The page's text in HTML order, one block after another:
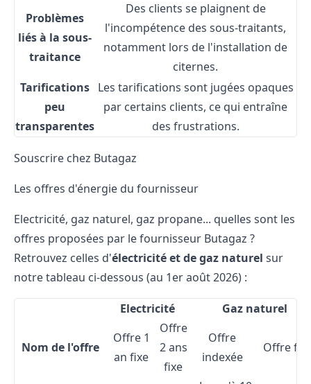
Problèmes
liés à la sous-
traitance
Des clients se plaignent de
l'incompétence des sous-traitants,
notamment lors de l'installation de
citernes.
Tarifications
peu
transparentes
Les tarifications sont jugées opaques
par certains clients, ce qui entraîne
des frustrations.
Souscrire chez Butagaz
Les offres d'énergie du fournisseur
Electricité, gaz naturel, gaz propane... quelles sont les
offres proposées par le fournisseur Butagaz ?
Retrouvez celles d'électricité et de gaz naturel sur
notre tableau ci-dessous (au 1er août 2026) :
Electricité Gaz naturel
Nom de l'offre
Offre 1
an fixe
Offre
2 ans
fixe
Offre
indexée
Offre